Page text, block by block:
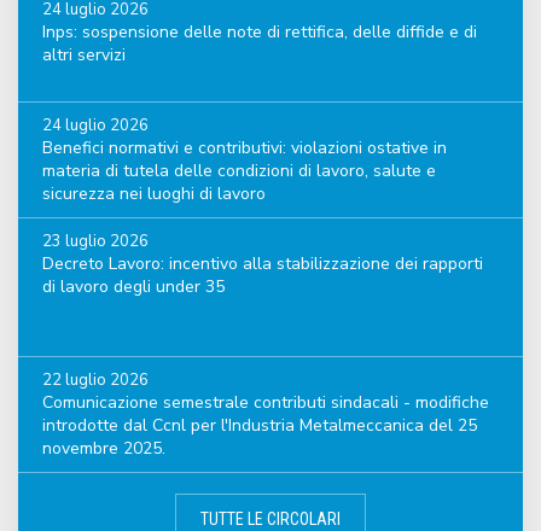
24 luglio 2026
Inps: sospensione delle note di rettifica, delle diffide e di
altri servizi
24 luglio 2026
Benefici normativi e contributivi: violazioni ostative in
materia di tutela delle condizioni di lavoro, salute e
sicurezza nei luoghi di lavoro
23 luglio 2026
Decreto Lavoro: incentivo alla stabilizzazione dei rapporti
di lavoro degli under 35
22 luglio 2026
Comunicazione semestrale contributi sindacali - modifiche
introdotte dal Ccnl per l'Industria Metalmeccanica del 25
novembre 2025.
TUTTE LE CIRCOLARI